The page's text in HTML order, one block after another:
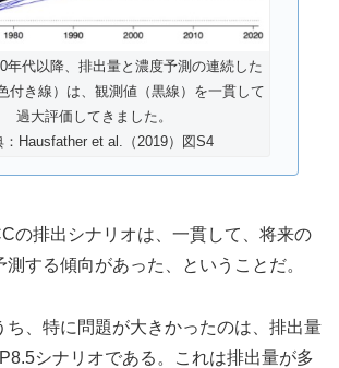
年代以降、排出量と濃度予測の連続した
付き線）は、観測値（黒線）を一貫して
過大評価してきました。
：Hausfather et al.（2019）図S4
の排出シナリオは、一貫して、将来の
する傾向があった、ということだ。
ち、特に問題が大きかったのは、排出量
シナリオである。これは排出量が多